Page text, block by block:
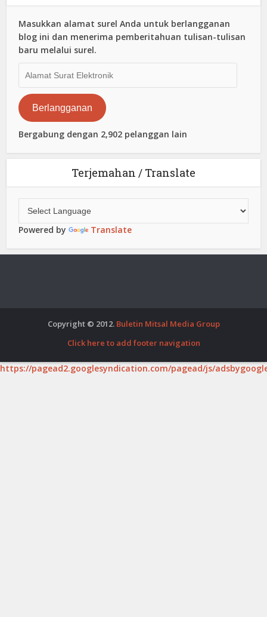
Masukkan alamat surel Anda untuk berlangganan
blog ini dan menerima pemberitahuan tulisan-tulisan
baru melalui surel.
Surat
Elektronik
Berlangganan
Bergabung dengan 2,902 pelanggan lain
Terjemahan / Translate
Powered by Translate
Copyright © 2012. Buletin Mitsal Media Group
Click here to add footer navigation
https://pagead2.googlesyndication.com/pagead/js/